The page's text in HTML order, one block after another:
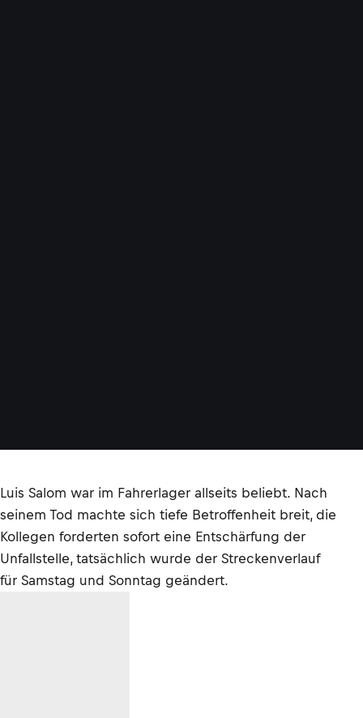
Luis Salom war im Fahrerlager allseits beliebt. Nach
seinem Tod machte sich tiefe Betroffenheit breit, die
Kollegen forderten sofort eine Entschärfung der
Unfallstelle, tatsächlich wurde der Streckenverlauf
für Samstag und Sonntag geändert.